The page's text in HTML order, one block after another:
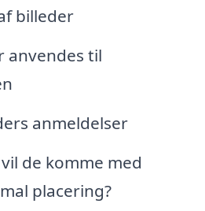
billeder
anvendes til
anmeldelser
de komme med
placering?